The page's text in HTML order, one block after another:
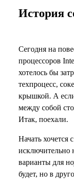
История
Сегодня на
процессоров
хотелось бы
техпроцесс,
крышкой. А
между собой
Итак, поехали.
Начать хочется
исключительно
варианты для
будет, но в